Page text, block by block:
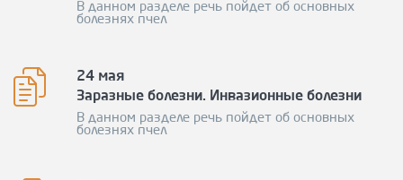
В данном разделе речь пойдет об основных
болезнях пчел
24 мая
Заразные болезни. Инвазионные болезни
В данном разделе речь пойдет об основных
болезнях пчел